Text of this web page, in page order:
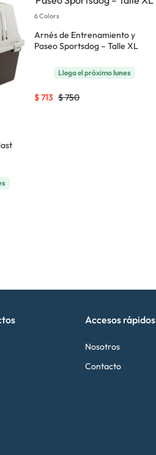
6 Colors
Arnés de Entrenamiento y
Paseo Sportsdog – Talle XL
Llega el próximolunes
$750
$713
Accesos rápidos
Nosotros
Contacto